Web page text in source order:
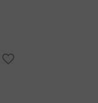
— бывшего